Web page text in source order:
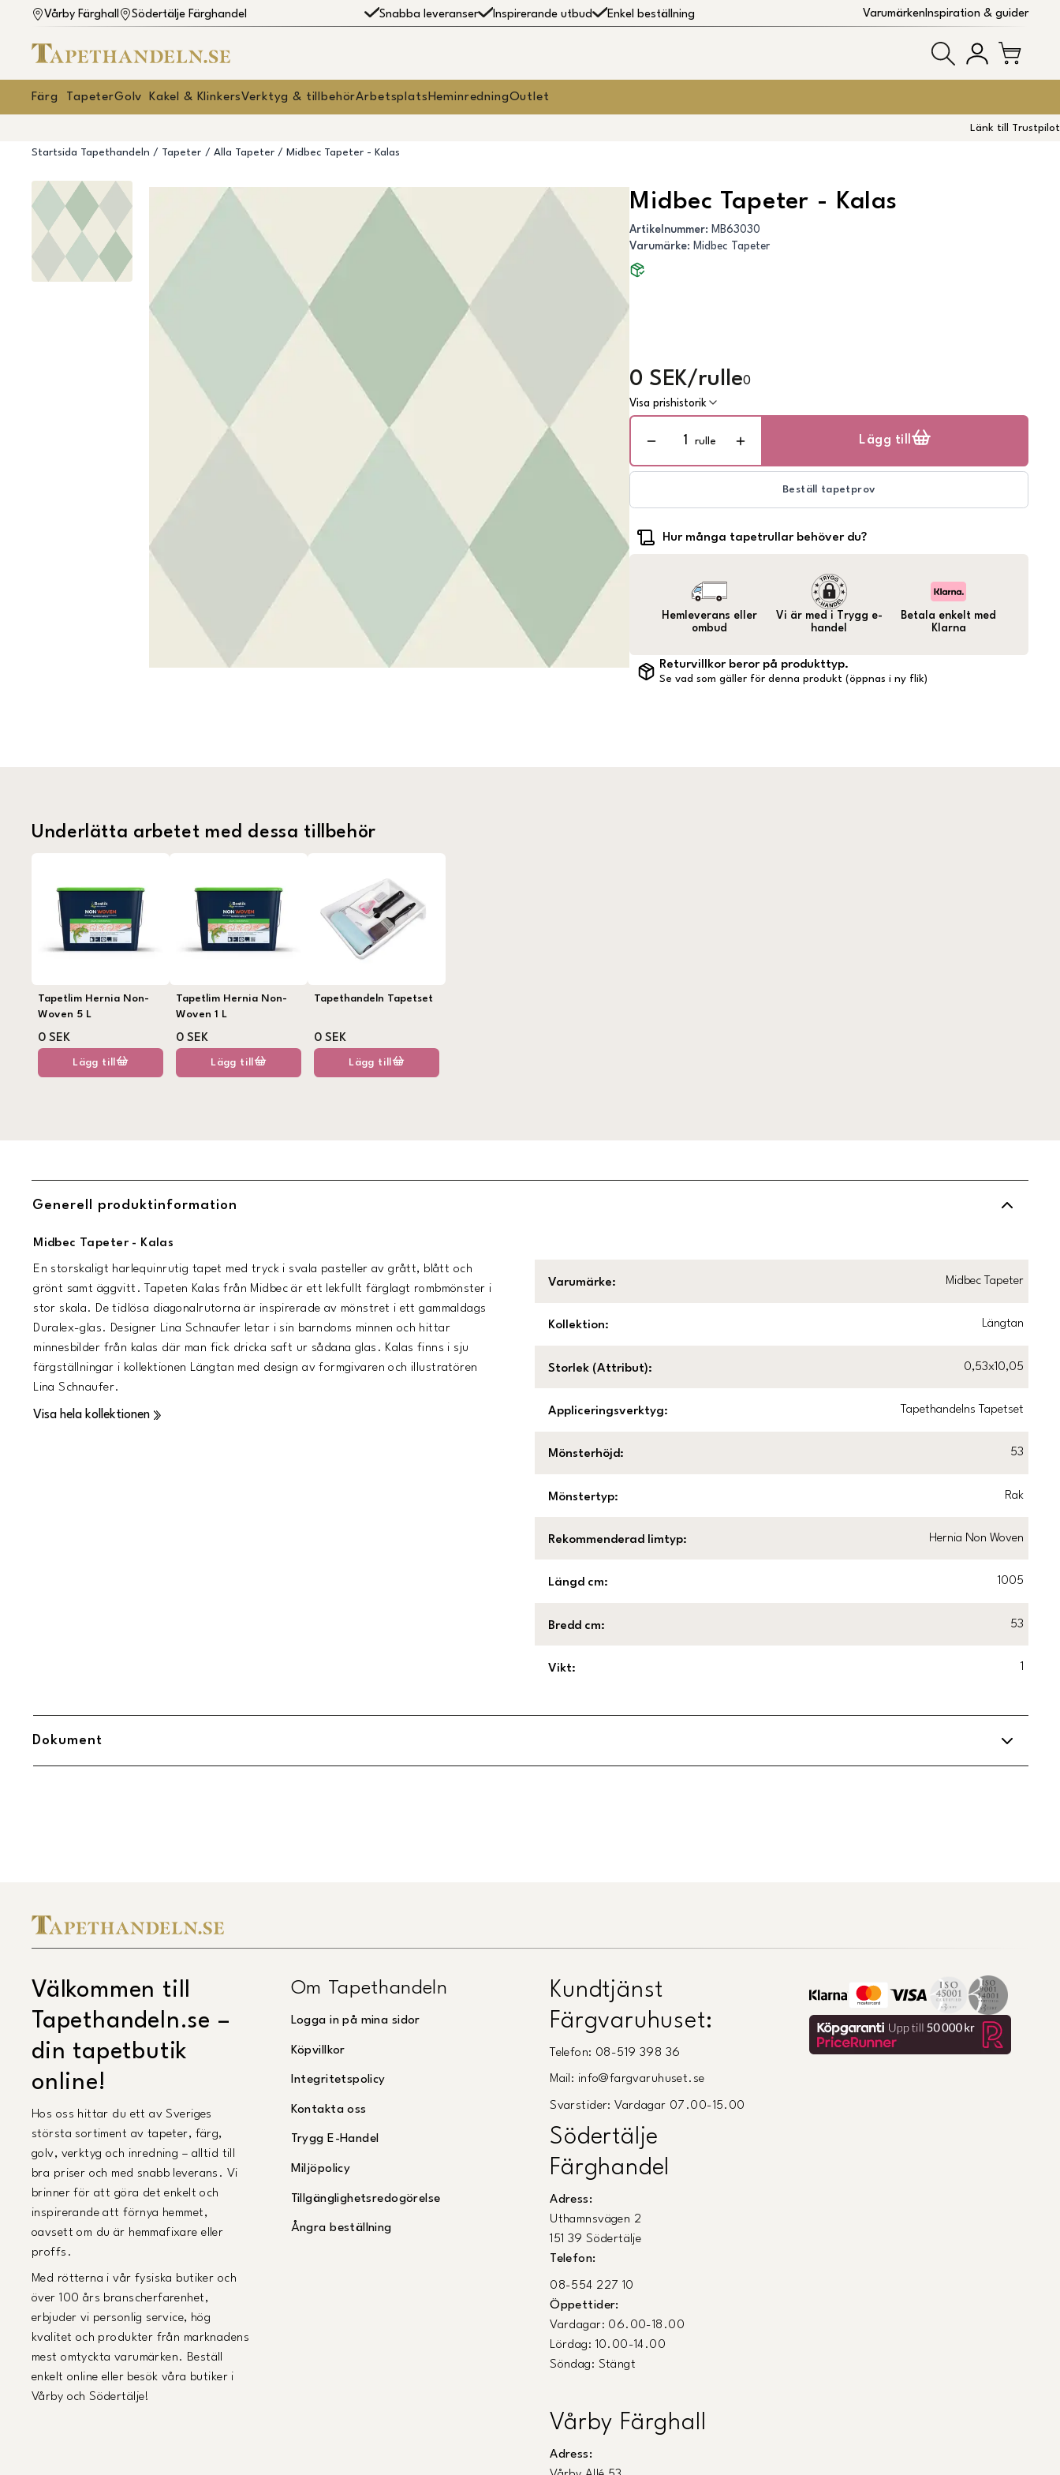
Vårby Färghall Södertälje Färghandel Snabba leveranser Inspirerande utbud Enkel beställning VarumärkenInspiration & guider
Färg TapeterGolv Kakel & KlinkersVerktyg & tillbehörArbetsplats HeminredningOutlet
Länk till Trustpilot
Startsida Tapethandeln Tapeter Alla Tapeter Midbec Tapeter - Kalas
Midbec Tapeter - Kalas
Artikelnummer: MB63030
Varumärke: Midbec Tapeter
0 SEK/rulle0
Visa prishistorik
rulle Lägg till
Beställ tapetprov
Hur många tapetrullar behöver du?
Hemleverans eller
ombud
Vi är med i Trygg e-
handel
Betala enkelt med
Klarna
Returvillkor beror på produkttyp.
Se vad som gäller för denna produkt (öppnas i ny flik)
Underlätta arbetet med dessa tillbehör
Tapetlim Hernia Non-
Woven 5 L
0 SEK
Lägg till
Tapetlim Hernia Non-
Woven 1 L
0 SEK
Lägg till
Tapethandeln Tapetset
0 SEK
Lägg till
Generell produktinformation
Midbec Tapeter - Kalas
En storskaligt harlequinrutig tapet med tryck i svala pasteller av grått, blått och
grönt samt äggvitt. Tapeten Kalas från Midbec är ett lekfullt färglagt rombmönster i
stor skala. De tidlösa diagonalrutorna är inspirerade av mönstret i ett gammaldags
Duralex-glas. Designer Lina Schnaufer letar i sin barndoms minnen och hittar
minnesbilder från kalas där man fick dricka saft ur sådana glas. Kalas finns i sju
färgställningar i kollektionen Längtan med design av formgivaren och illustratören
Lina Schnaufer.
Visa hela kollektionen
Varumärke: Midbec Tapeter
Kollektion: Längtan
Storlek (Attribut): 0,53x10,05
Appliceringsverktyg: Tapethandelns Tapetset
Mönsterhöjd: 53
Mönstertyp: Rak
Rekommenderad limtyp: Hernia Non Woven
Längd cm: 1005
Bredd cm: 53
Vikt: 1
Dokument
Välkommen till
Tapethandeln.se –
din tapetbutik
online!
Hos oss hittar du ett av Sveriges
största sortiment av tapeter, färg,
golv, verktyg och inredning – alltid till
bra priser och med snabb leverans. Vi
brinner för att göra det enkelt och
inspirerande att förnya hemmet,
oavsett om du är hemmafixare eller
proffs.
Med rötterna i vår fysiska butiker och
över 100 års branscherfarenhet,
erbjuder vi personlig service, hög
kvalitet och produkter från marknadens
mest omtyckta varumärken. Beställ
enkelt online eller besök våra butiker i
Vårby och Södertälje!
Om Tapethandeln
Logga in på mina sidor
Köpvillkor
Integritetspolicy
Kontakta oss
Trygg E-Handel
Miljöpolicy
Tillgänglighetsredogörelse
Ångra beställning
Kundtjänst
Färgvaruhuset:
Telefon: 08-519 398 36
Mail: info@fargvaruhuset.se
Svarstider: Vardagar 07.00-15.00
Södertälje
Färghandel
Adress:
Uthamnsvägen 2
151 39 Södertälje
Telefon:
08-554 227 10
Öppettider:
Vardagar: 06.00-18.00
Lördag: 10.00-14.00
Söndag: Stängt
Vårby Färghall
Adress: